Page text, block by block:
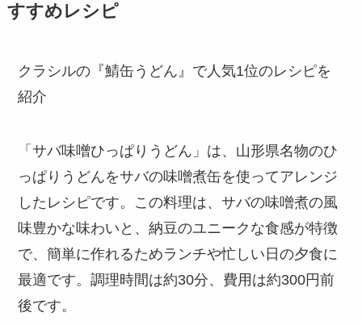
すすめレシピ
クラシルの『鯖缶うどん』で人気1位のレシピを
紹介
「サバ味噌ひっぱりうどん」は、山形県名物のひ
っぱりうどんをサバの味噌煮缶を使ってアレンジ
したレシピです。この料理は、サバの味噌煮の風
味豊かな味わいと、納豆のユニークな食感が特徴
で、簡単に作れるためランチや忙しい日の夕食に
最適です。調理時間は約30分、費用は約300円前
後です。